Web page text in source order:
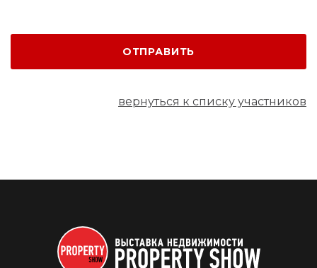
ОТПРАВИТЬ
вернуться к списку участников